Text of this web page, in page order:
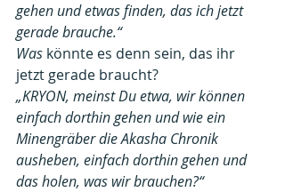
gehen und etwas finden, das ich jetzt
gerade brauche.“
Was könnte es denn sein, das ihr
jetzt gerade braucht?
„KRYON, meinst Du etwa, wir können
einfach dorthin gehen und wie ein
Minengräber die Akasha Chronik
ausheben, einfach dorthin gehen und
das holen, was wir brauchen?“